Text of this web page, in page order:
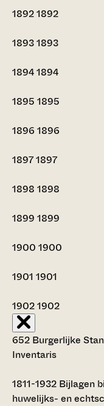
18921892
18931893
18941894
1895 1895
1896 1896
18971897
1898 1898
1899 1899
1900 1900
1901 1901
19021902
652 Burgerlijke
Inventaris
1811-1932 Bijlagen
huwelijks- en